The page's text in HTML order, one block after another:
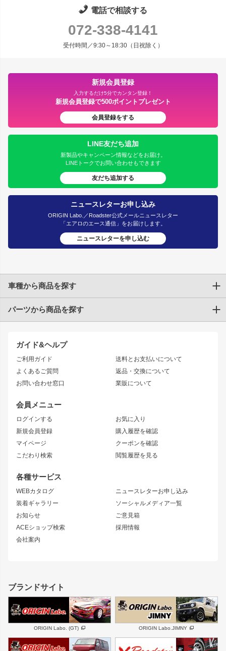
電話で相談する
072-338-4141
受付時間／9:30～18:30（日祝除く）
新規会員登録
入力するだけ5分でカンタン登録！
新規会員登録で500ポイントプレゼント
会員登録をする
LINE友だち追加
新製品やキャンペーン情報などをお届け。
LINEトークでお問い合わせもできます
友だち追加する
ニュースレターお申し込み
ORIGIN Labo.／Roadster公式メールニュースレター
「エアロのエース通信」をお届けします。
ニュースレターを申し込む
ガイド&ヘルプ
ご利用ガイド
よくあるご質問
お問い合わせ窓口
送料とお支払いについて
返品・交換について
業販について
会員メニュー
ログインする
新規会員登録
マイページ
こだわり検索
お気に入り
購入履歴を確認
クーポンを確認
閲覧履歴を見る
各種サービス
WEBカタログ
装着ギャラリー
お知らせ
ACEショップ検索
会社案内
ニュースレターお申し込み
ソーシャルメディア一覧
ご意見箱
採用情報
車種から商品を探す
トヨタ
JZX90 CHASER
JZX110 MARK II
JZX100 MARK II
JZX90 MARK II
トレノ
マークX
アリスト
ソアラ
アルテッツァ
ニッサン
S15 シルビア
S14 シルビア 後期
S13 シルビア
180SX
シルエイティ
ワンビア
ローレル
セフィーロ
キャラバン
スズキ
GS350
SC
スバル 三菱
デリカ D:5
軽自動車 汎用
パーツから商品を探す
エアロシリーズ
ドリフトライン
風神
雷神
レーシングライン
アタックライン
ストリームライン
リアウイング
ジムニーパーツ
ホイール
MUD-S7
MUD-SR7
まつど家 鉄漢
ボンネット
フェンダー
サイドパーツ
リアゲート
メンテナンスパーツ
ハイエースパーツ
ホイール
ブランドサイト
ORIGIN Labo. (GT) ORIGIN Labo.JIMNY